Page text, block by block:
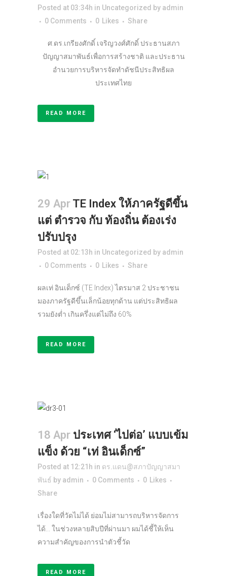
Posted at 03:34h in Uncategorized by admin
0 Comments
0 Likes Share
ศ.ดร.เกรียงศักดิ์ เจริญวงศ์ศักดิ์ ประธานสภา
ปัญญาสมาพันธ์เพื่อการสร้างชาติ และประธาน
อำนวยการบริหารจัดทำดัชนีประสิทธิผล
ประเทศไทย
READ MORE
29 Apr TE Index ให้ภาครัฐดีขึ้น
แต่ ตำรวจ กับ ท้องถิ่น ต้องเร่ง
ปรับปรุง
Posted at 02:13h in Uncategorized by admin
0 Comments
0 Likes Share
ผลเท่ อินเด็กซ์ (TE Index) ไตรมาส 2 ประชาชน
มองภาครัฐดีขึ้นเล็กน้อยทุกด้าน แต่ประสิทธิผล
รวมยังต่ำ เกินครึ่งแต่ไม่ถึง 60%
READ MORE
18 Apr ประเทศ ‘ไปต่อ’ แบบเข้ม
แข็ง ด้วย “เท่ อินเด็กซ์”
Posted at 12:21h in ดร.แดน@สภาปัญญาสมา
พันธ์ by admin 0 Comments 0 Likes
Share
เรื่องใดที่วัดไม่ได้ ย่อมไม่สามารถบริหารจัดการ
ได้... ในช่วงหลายสิบปีที่ผ่านมา ผมได้ชี้ให้เห็น
ความสำคัญของการนำตัวชี้วัด
READ MORE